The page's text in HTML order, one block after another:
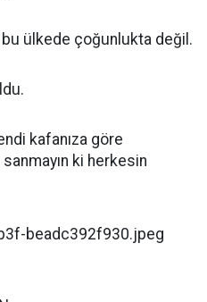
ülkede çoğunlukta değil.
kafanıza göre
ki herkesin